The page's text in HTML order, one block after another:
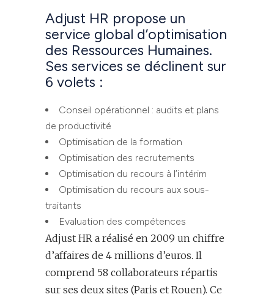
Adjust HR propose un
service global d’optimisation
des Ressources Humaines.
Ses services se déclinent sur
6 volets :
Conseil opérationnel : audits et plans
de productivité
Optimisation de la formation
Optimisation des recrutements
Optimisation du recours à l’intérim
Optimisation du recours aux sous-
traitants
Evaluation des compétences
Adjust HR a réalisé en 2009 un chiffre
d’affaires de 4 millions d’euros. Il
comprend 58 collaborateurs répartis
sur ses deux sites (Paris et Rouen). Ce